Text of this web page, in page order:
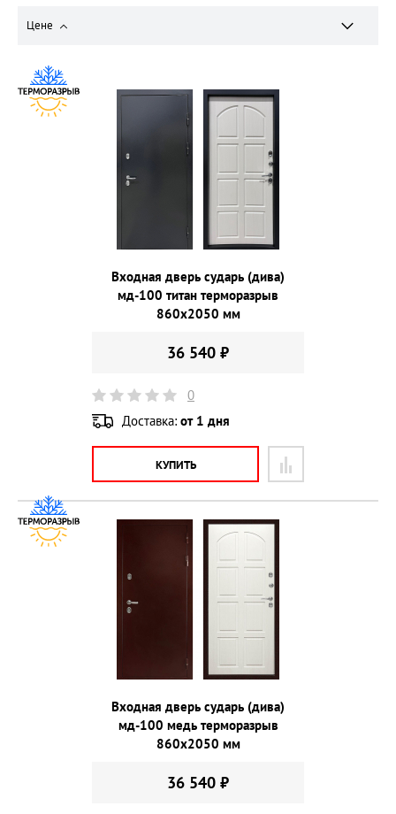
Цене
Входная дверь сударь (дива)
мд-100 титан терморазрыв
860х2050 мм
36 540 ₽
0
Доставка: от 1 дня
КУПИТЬ
Входная дверь сударь (дива)
мд-100 медь терморазрыв
860х2050 мм
36 540 ₽